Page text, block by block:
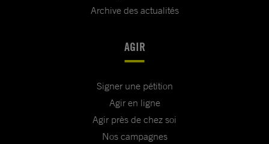
Archive des actualités
AGIR
Signer une pétition
Agir en ligne
Agir près de chez soi
Nos campagnes